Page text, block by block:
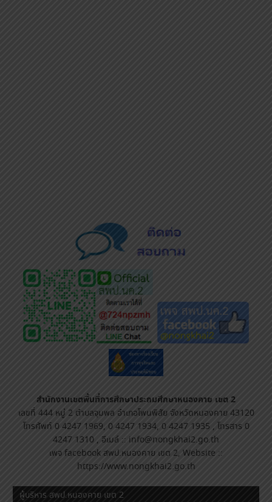
สำนักงานเขตพื้นที่การศึกษาประถมศึกษาหนองคาย เขต 2
เลขที่ 444 หมู่ 2 ตำบลจุมพล อำเภอโพนพิสัย จังหวัดหนองคาย 43120
โทรศัพท์ 0 4247 1969, 0 4247 1934, 0 4247 1935 , โทรสาร 0
4247 1310 , อีเมล์ :: info@nongkhai2.go.th
เพจ facebook สพป.หนองคาย เขต 2, Website ::
https://www.nongkhai2.go.th
ผู้บริหาร สพป.หนองคาย เขต 2